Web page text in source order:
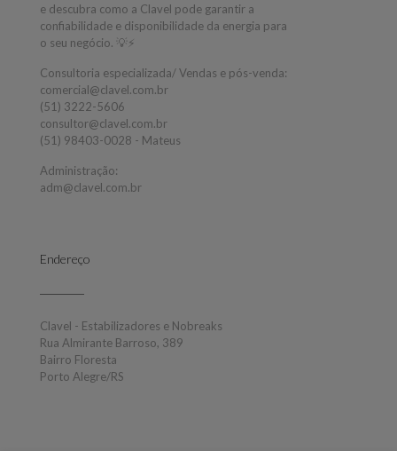
e descubra como a Clavel pode garantir a
confiabilidade e disponibilidade da energia para
o seu negócio. 💡⚡
Consultoria especializada/ Vendas e pós-venda:
comercial@clavel.com.br
(51) 3222-5606
consultor@clavel.com.br
(51) 98403-0028 - Mateus
Administração:
adm@clavel.com.br
Endereço
Clavel - Estabilizadores e Nobreaks
Rua Almirante Barroso, 389
Bairro Floresta
Porto Alegre/RS